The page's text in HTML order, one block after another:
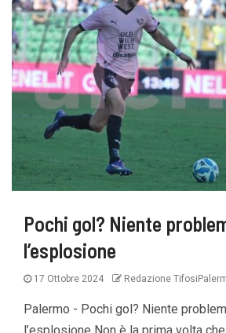
Pochi gol? Niente
l’esplosione
17 Ottobre 2024 Redazione
Palermo - Pochi gol? Niente